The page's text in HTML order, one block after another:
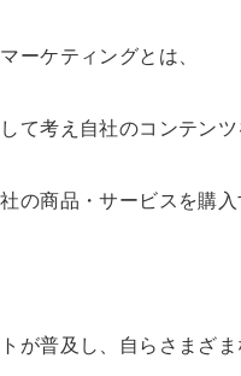
ーケティングとは、
て考え自社のコンテンツ
の商品・サービスを購入
が普及し、自らさまざ